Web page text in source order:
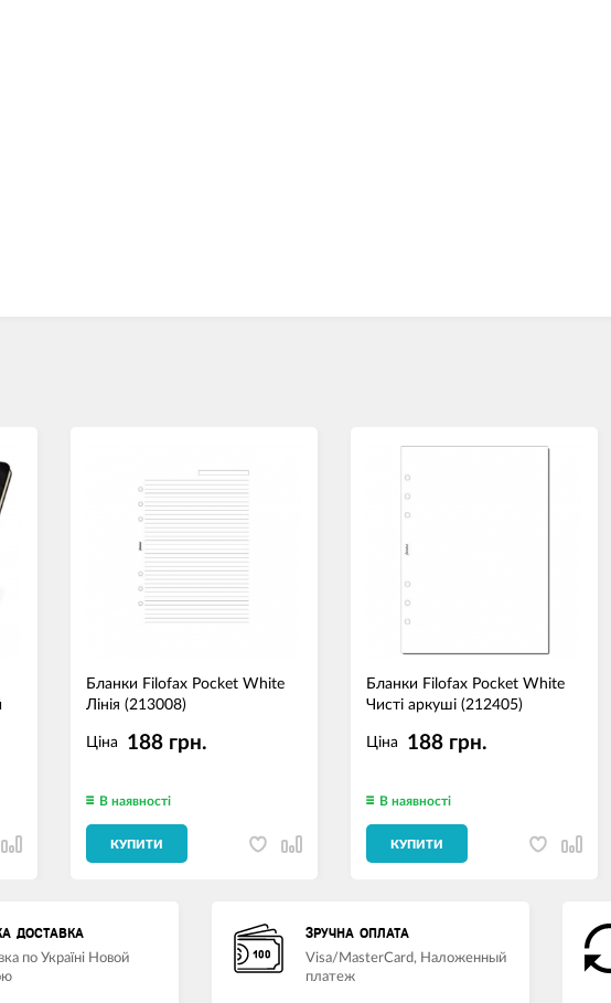
Бланки Filofax Pocket White
Лінія (213008)
Ціна 188 грн.
В наявності
КУПИТИ
Бланки Filofax Pocket White
Чисті аркуші (212405)
Ціна 188 грн.
В наявності
КУПИТИ
ДОСТАВКА
по Україні Новой
ЗРУЧНА ОПЛАТА
Visa/MasterCard, Наложенный
платеж